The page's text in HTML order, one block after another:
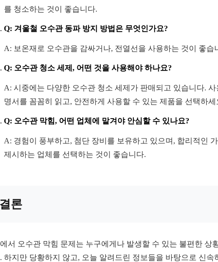
를 청소하는 것이 좋습니다.
Q: 겨울철 오수관 동파 방지 방법은 무엇인가요?
A: 보온재로 오수관을 감싸거나, 전열선을 사용하는 것이 좋습
Q: 오수관 청소 세제, 어떤 것을 사용해야 하나요?
A: 시중에는 다양한 오수관 청소 세제가 판매되고 있습니다. 사
명서를 꼼꼼히 읽고, 안전하게 사용할 수 있는 제품을 선택하세
Q: 오수관 막힘, 어떤 업체에 맡겨야 안심할 수 있나요?
A: 경험이 풍부하고, 첨단 장비를 보유하고 있으며, 합리적인
제시하는 업체를 선택하는 것이 좋습니다.
론
서 오수관 막힘 문제는 누구에게나 발생할 수 있는 불편한 상
하지만 당황하지 않고, 오늘 알려드린 정보들을 바탕으로 신속